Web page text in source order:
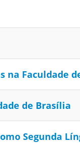
na Faculdade
de Brasília
Segunda